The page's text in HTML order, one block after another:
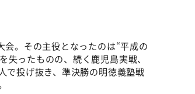
。その主役となったのは“平成の
ったものの、続く鹿児島実戦、
で投げ抜き、準決勝の明徳義塾戦